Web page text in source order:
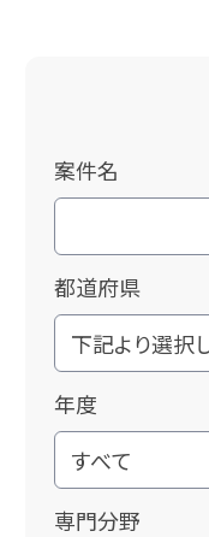
案件名
都道府県
年度
専門分野